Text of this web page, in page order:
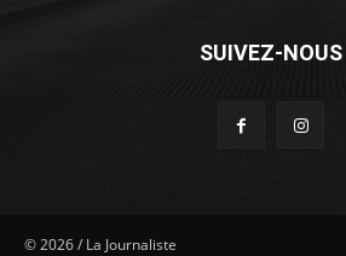
SUIVEZ-NOUS
©2026/ La Journaliste